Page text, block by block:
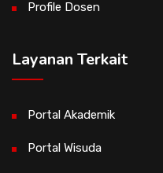
Profile Dosen
Layanan Terkait
Portal Akademik
Portal Wisuda